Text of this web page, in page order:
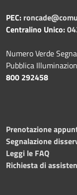
PEC:
Centralino Unico:
Numero Verde
Pubblica
800 292458
Prenotazione
Segnalazione
Leggi le FAQ
Richiesta di